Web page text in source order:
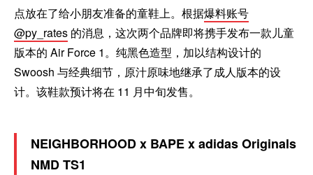
点放在了给小朋友准备的童鞋上。根据爆料账号
@py_rates 的消息，这次两个品牌即将携手发布一款儿童
版本的 Air Force 1。纯黑色造型，加以结构设计的
Swoosh 与经典细节，原汁原味地继承了成人版本的设
计。该鞋款预计将在 11 月中旬发售。
NEIGHBORHOOD x BAPE x adidas Originals
NMD TS1